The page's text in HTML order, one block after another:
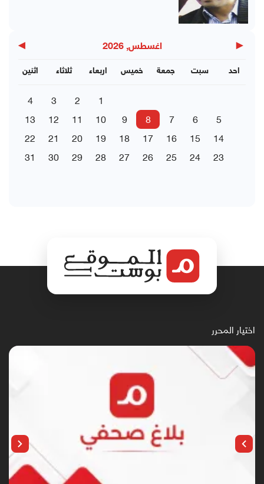
◀ اغسطس, 2026 ▶
اثنين ثلاثاء اربعاء خميس جمعة سبت احد
1
2
3
4
5
6
7
8
9
10
11
12
13
14
15
16
17
18
19
20
21
22
23
24
25
26
27
28
29
30
31
اختيار المحرر